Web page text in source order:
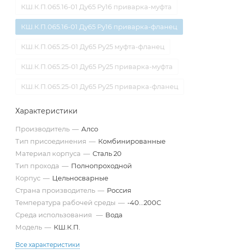
КШ.К.П.065.16-01 Ду65 Ру16 приварка-муфта
КШ.К.П.065.16-01 Ду65 Ру16 приварка-фланец
КШ.К.П.065.25-01 Ду65 Ру25 муфта-фланец
КШ.К.П.065.25-01 Ду65 Ру25 приварка-муфта
КШ.К.П.065.25-01 Ду65 Ру25 приварка-фланец
Характеристики
Производитель — Алсо
Тип присоединения — Комбинированные
Материал корпуса — Сталь 20
Тип прохода — Полнопроходной
Корпус — Цельносварные
Страна производитель — Россия
Температура рабочей среды — -40...200С
Среда использования — Вода
Модель — КШ.К.П.
Все характеристики